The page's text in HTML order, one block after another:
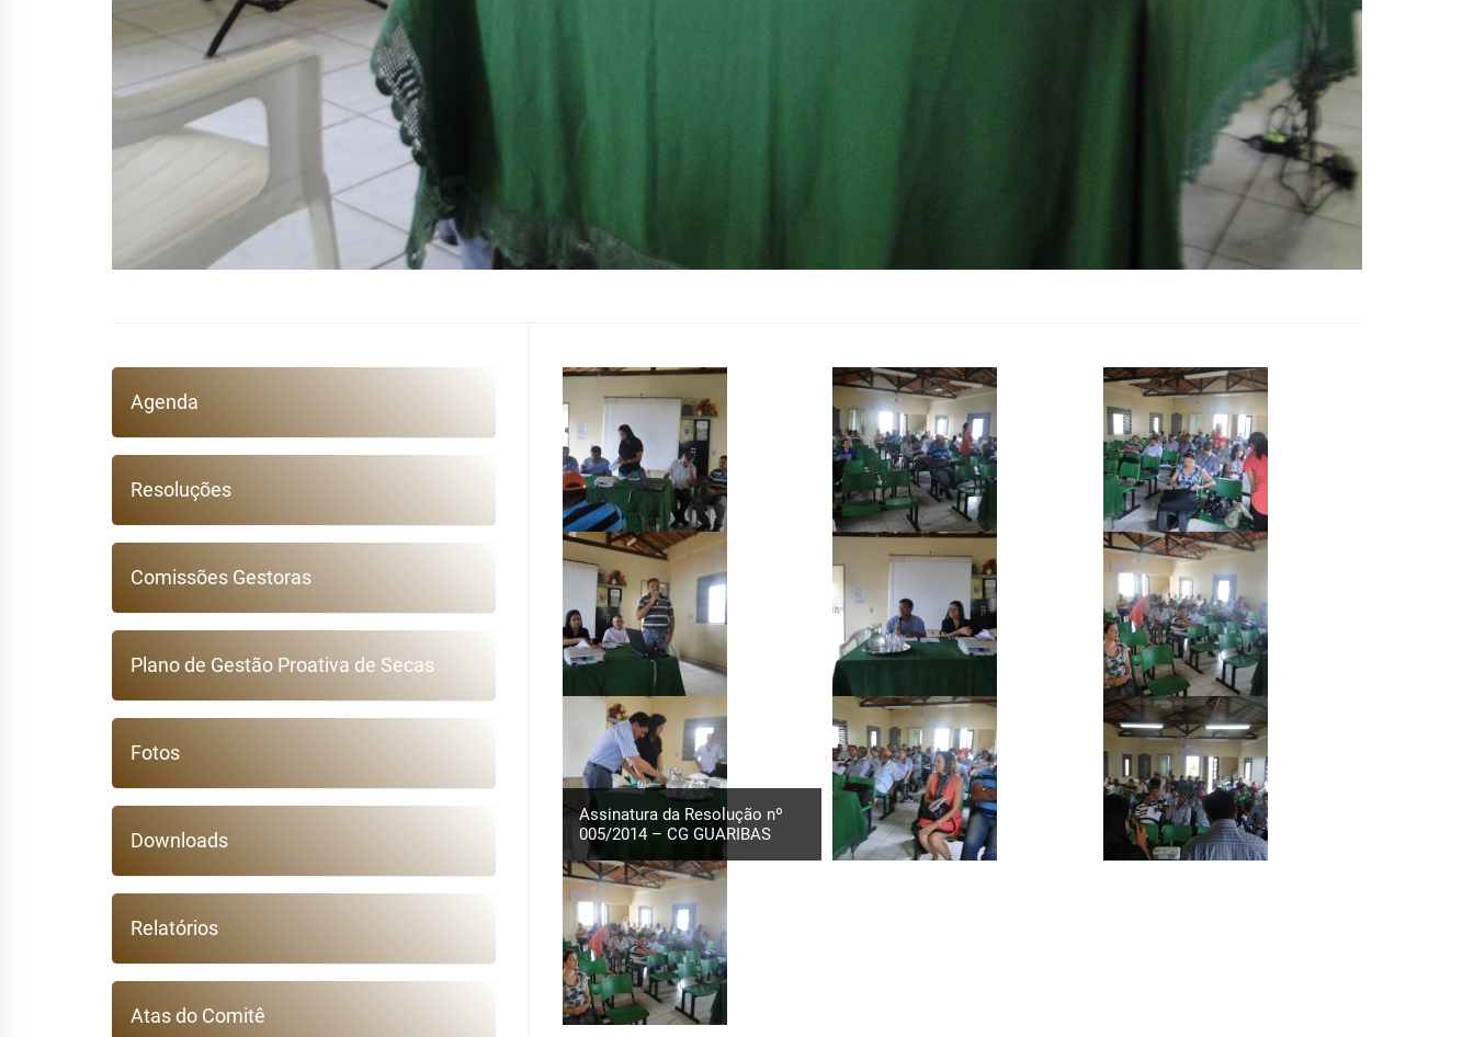
Assinatura da Resolução nº
005/2014 – CG GUARIBAS
Agenda
Resoluções
Comissões Gestoras
Plano de Gestão Proativa de Secas
Fotos
Downloads
Relatórios
Atas do Comitê